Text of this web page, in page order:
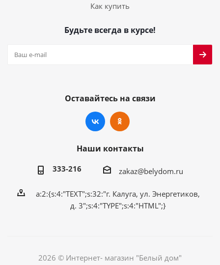
Как купить
Будьте всегда в курсе!
Оставайтесь на связи
Наши контакты
333-216 zakaz@belydom.ru
a:2:{s:4:"TEXT";s:32:"г. Калуга, ул. Энергетиков,
д. 3";s:4:"TYPE";s:4:"HTML";}
2026 © Интернет- магазин "Белый дом"